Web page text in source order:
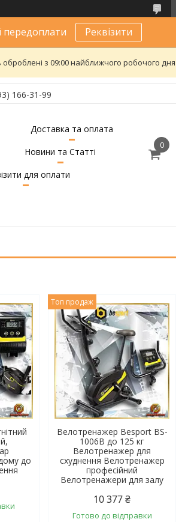
передоплати Реквізити
з 09:00 найближчого робочого дня
166-31-99
Доставка та оплата
Новини та Статті
для оплати
до
Топ продаж
Велотренажер Besport BS-
1006B до 125 кг
Велотренажер для
схуднення Велотренажер
професійний
Велотренажери для залу
10 377 ₴
Готово до відправки